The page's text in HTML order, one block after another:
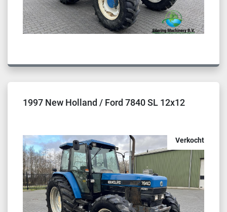
1997 New Holland / Ford 7840 SL 12x12
Verkocht